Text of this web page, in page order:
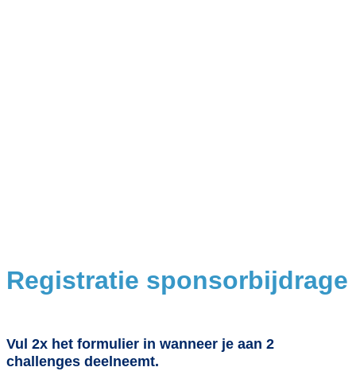
Registratie sponsorbijdrage
Vul 2x het formulier in wanneer je aan 2
challenges deelneemt.